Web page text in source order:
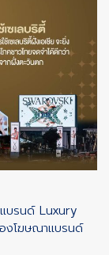
บรนด์ Luxury
งโฆษณาแบรนด์